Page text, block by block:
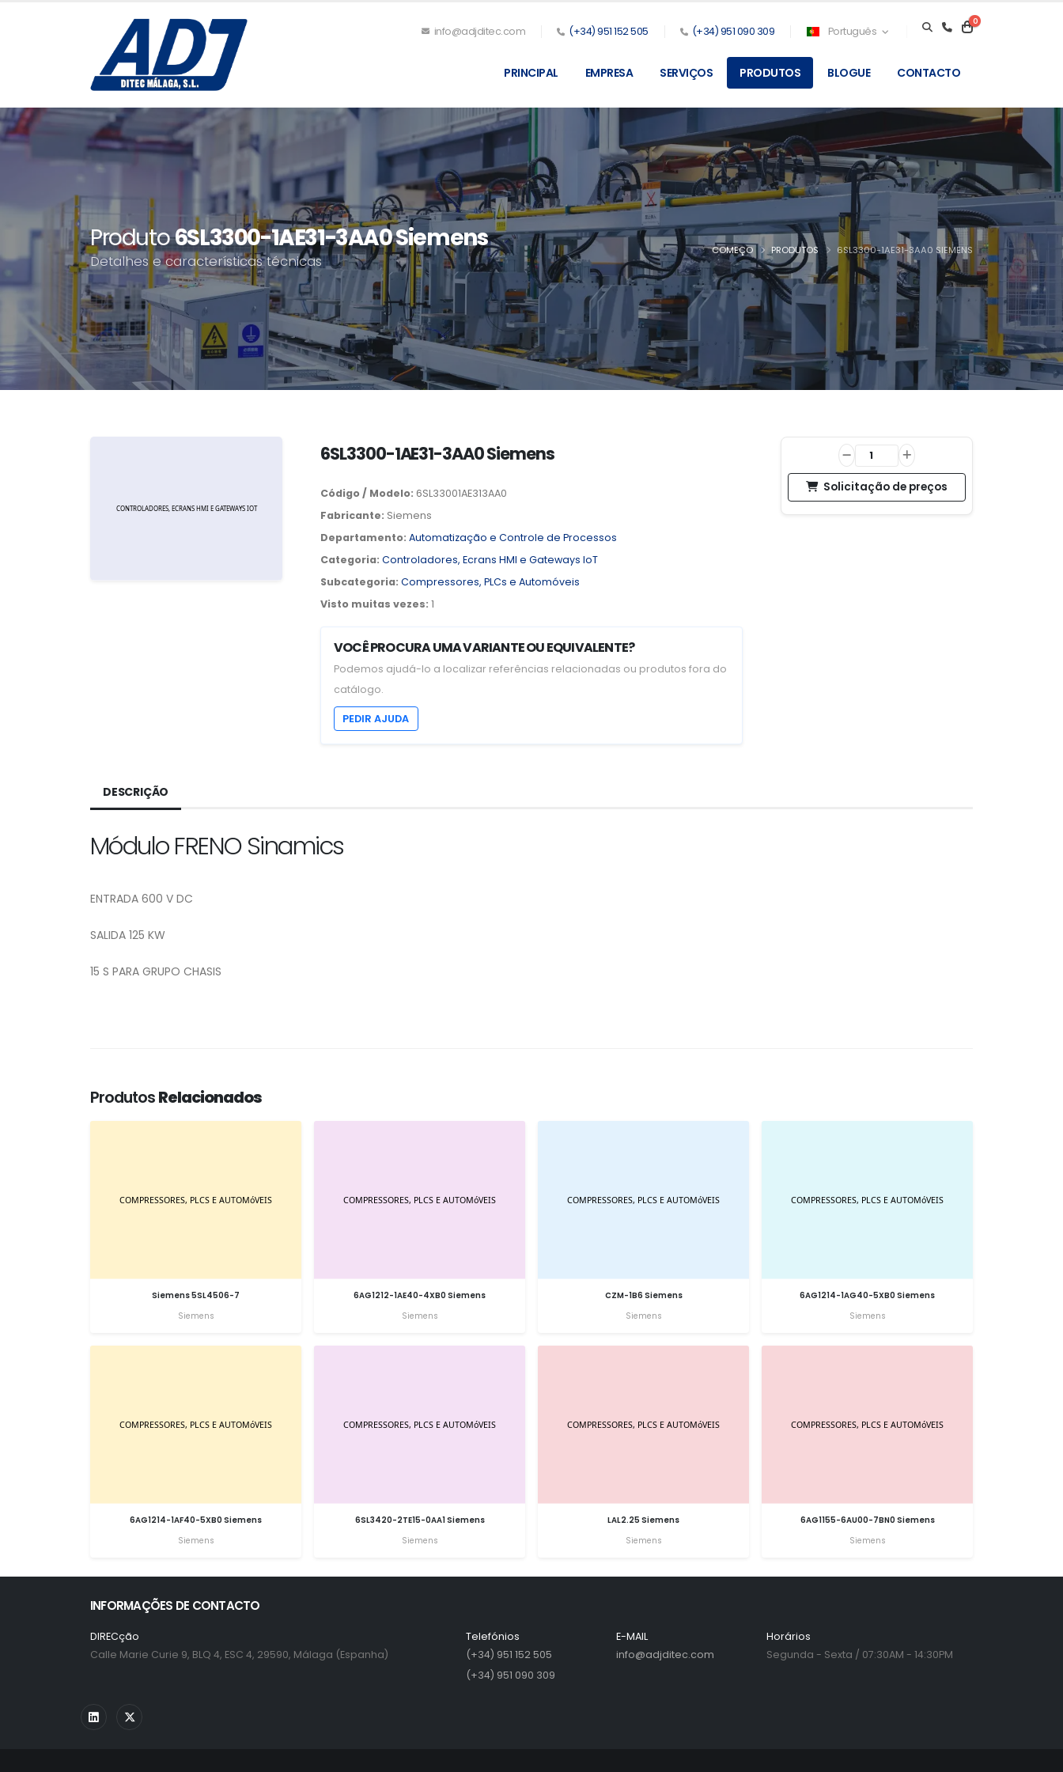
info@adjditec.com (+34) 951 152 505 (+34) 951 090 309 Português
0
PRINCIPAL EMPRESA SERVIÇOS PRODUTOS BLOGUE CONTACTO
Produto6SL3300-1AE31-3AA0 Siemens
Detalhes e características técnicas
COMEÇO PRODUTOS 6SL3300-1AE31-3AA0 SIEMENS
6SL3300-1AE31-3AA0 Siemens
Código / Modelo: 6SL33001AE313AA0
Fabricante: Siemens
Departamento: Automatização e Controle de Processos
Categoria: Controladores, Ecrans HMI e Gateways IoT
Subcategoria: Compressores, PLCs e Automóveis
Visto muitas vezes: 1
VOCÊ PROCURA UMA VARIANTE OU EQUIVALENTE?
Podemos ajudá-lo a localizar referências relacionadas ou produtos fora do
catálogo.
PEDIR AJUDA
Solicitação de preços
DESCRIÇÃO
Módulo FRENO Sinamics
ENTRADA 600 V DC
SALIDA 125 KW
15 S PARA GRUPO CHASIS
ProdutosRelacionados
Siemens 5SL4506-7
Siemens
6AG1212-1AE40-4XB0 Siemens
Siemens
CZM-1B6 Siemens
Siemens
6AG1214-1AG40-5XB0 Siemens
Siemens
6AG1214-1AF40-5XB0 Siemens
Siemens
6SL3420-2TE15-0AA1 Siemens
Siemens
LAL2.25 Siemens
Siemens
6AG1155-6AU00-7BN0 Siemens
Siemens
INFORMAÇÕES DE CONTACTO
DIRECção
Calle Marie Curie 9, BLQ 4, ESC 4, 29590, Málaga (Espanha)
Telefónios
(+34) 951 152 505
(+34) 951 090 309
E-MAIL
info@adjditec.com
Horários
Segunda - Sexta / 07:30AM - 14:30PM